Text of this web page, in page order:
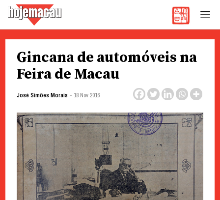
content
Gincana de automóveis na
Feira de Macau
José Simões Morais - 18 Nov 2016